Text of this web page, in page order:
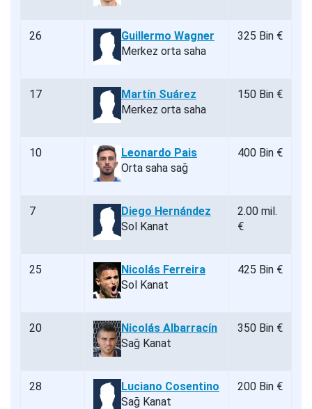
26
Guillermo Wagner
Merkez orta saha
325 Bin €
17
Martín Suárez
Merkez orta saha
150 Bin €
10
Leonardo Pais
Orta saha sağ
400 Bin €
7
Diego Hernández
Sol Kanat
2.00 mil.
€
25
Nicolás Ferreira
Sol Kanat
425 Bin €
20
Nicolás Albarracín
Sağ Kanat
350 Bin €
28
Luciano Cosentino
Sağ Kanat
200 Bin €